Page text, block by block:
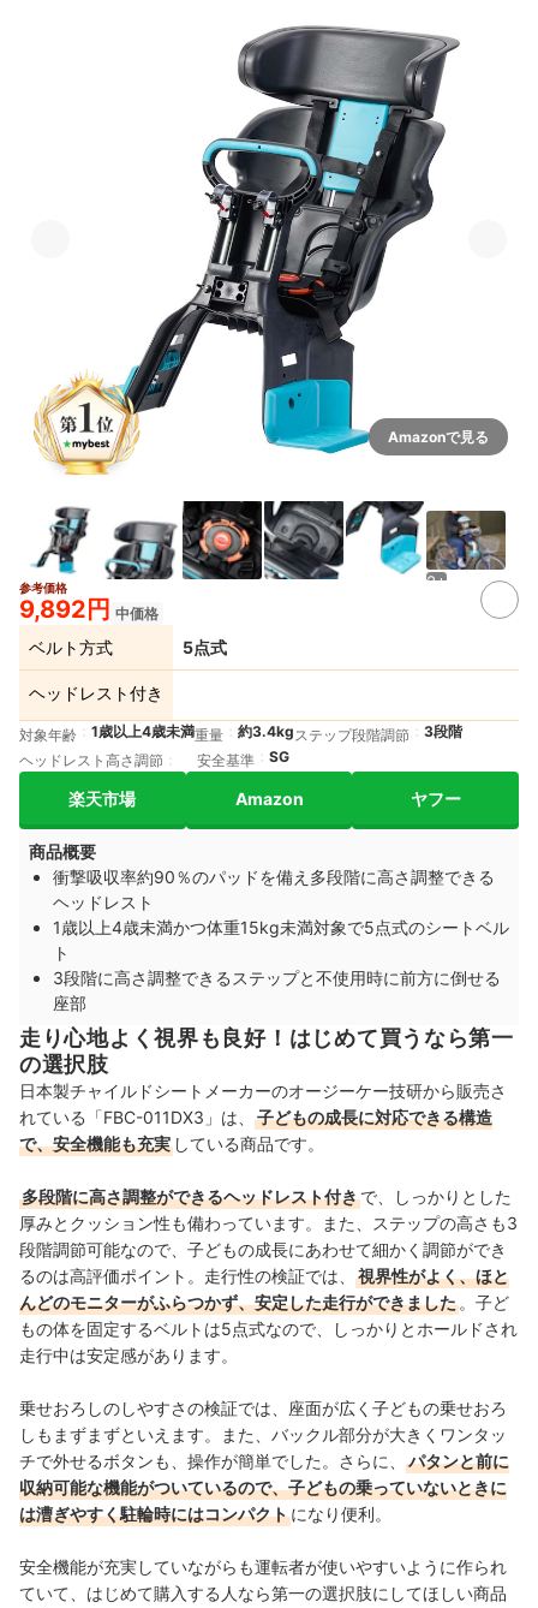
Amazonで見る
2+
参考価格
9,892円 中価格
ベルト方式 5点式
ヘッドレスト付き
対象年齢 1歳以上4歳未満重量 約3.4kgステップ段階調節
3段階
ヘッドレスト高さ調節
安全基準 SG
楽天市場 Amazon ヤフー
商品概要
衝撃吸収率約90％のパッドを備え多段階に高さ調整できる
ヘッドレスト
1歳以上4歳未満かつ体重15kg未満対象で5点式のシートベル
ト
3段階に高さ調整できるステップと不使用時に前方に倒せる
座部
走り心地よく視界も良好！はじめて買うなら第一
の選択肢
日本製チャイルドシートメーカーのオージーケー技研から販売さ
れている「FBC-011DX3」は、
子どもの成長に対応できる構造
で、安全機能も充実 している商品です。
多段階に高さ調整ができるヘッドレスト付きで、しっかりとした
厚みとクッション性も備わっています。また、ステップの高さも3
段階調節可能なので、子どもの成長にあわせて細かく調節ができ
るのは高評価ポイント。走行性の検証では、
視界性がよく、ほと
んどのモニターがふらつかず、安定した走行ができました 。子ど
もの体を固定するベルトは5点式なので、しっかりとホールドされ
走行中は安定感があります。
乗せおろしのしやすさの検証では、座面が広く子どもの乗せおろ
しもまずまずといえます。また、バックル部分が大きくワンタッ
チで外せるボタンも、操作が簡単でした。さらに、
パタンと前に
収納可能な機能がついているので、子どもの乗っていないときに
は漕ぎやすく駐輪時にはコンパクトになり便利。
安全機能が充実していながらも運転者が使いやすいように作られ
ていて、はじめて購入する人なら第一の選択肢にしてほしい商品